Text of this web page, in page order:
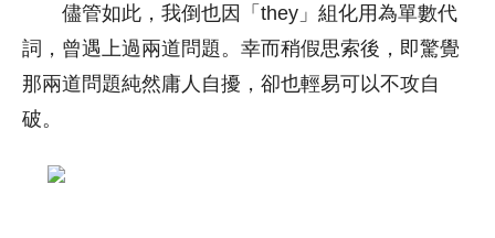
儘管如此，我倒也因「they」組化用為單數代
詞，曾遇上過兩道問題。幸而稍假思索後，即驚覺
那兩道問題純然庸人自擾，卻也輕易可以不攻自
破。